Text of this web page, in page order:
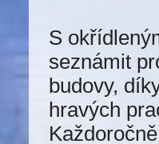
S
seznámit
budovy,
hravých